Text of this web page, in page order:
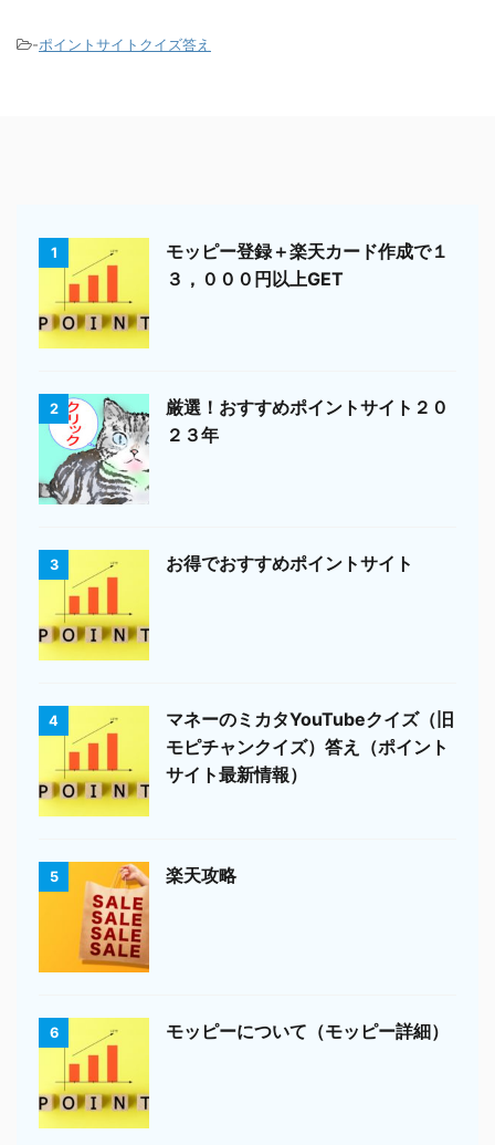
-ポイントサイトクイズ答え
1
モッピー登録＋楽天カード作成で１
３，０００円以上GET
2
厳選！おすすめポイントサイト２０
２３年
3 お得でおすすめポイントサイト
4
マネーのミカタYouTubeクイズ（旧
モピチャンクイズ）答え（ポイント
サイト最新情報）
5 楽天攻略
6 モッピーについて（モッピー詳細）